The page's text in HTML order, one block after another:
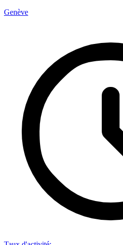
Genève